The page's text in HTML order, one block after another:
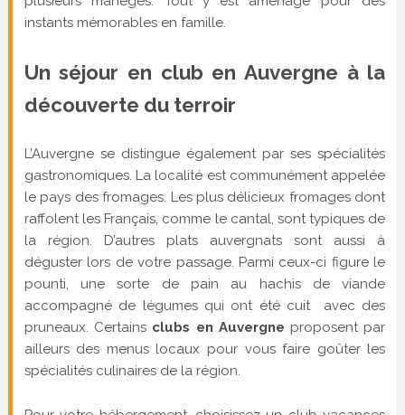
instants mémorables en famille.
Un séjour en club en Auvergne à la
découverte du terroir
L’Auvergne se distingue également par ses spécialités
gastronomiques. La localité est communément appelée
le pays des fromages. Les plus délicieux fromages dont
raffolent les Français, comme le cantal, sont typiques de
la région. D’autres plats auvergnats sont aussi à
déguster lors de votre passage. Parmi ceux-ci figure le
pounti, une sorte de pain au hachis de viande
accompagné de légumes qui ont été cuit avec des
pruneaux. Certains clubs en Auvergne proposent par
ailleurs des menus locaux pour vous faire goûter les
spécialités culinaires de la région.